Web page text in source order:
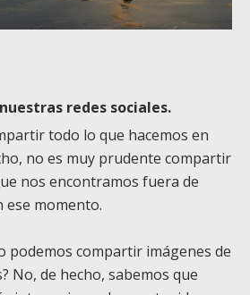
redes sociales.
todo lo que hacemos en
no es muy prudente compartir
nos encontramos fuera de
ese momento.
podemos compartir imágenes de
No, de hecho, sabemos que